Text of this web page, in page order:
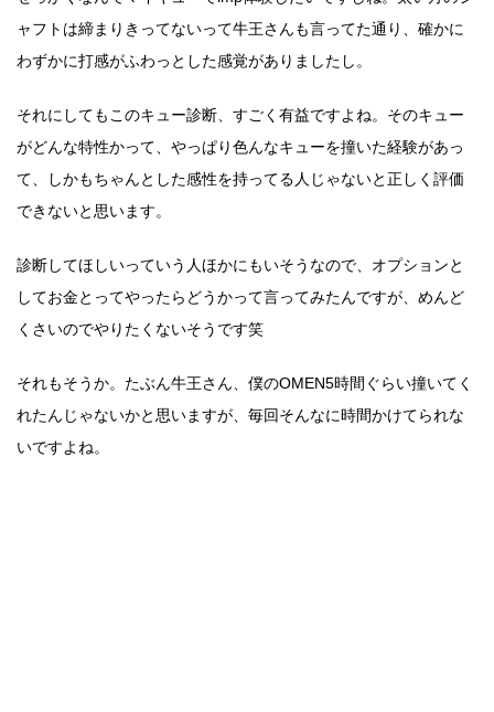
ャフトは締まりきってないって牛王さんも言ってた通り、確かに
わずかに打感がふわっとした感覚がありましたし。
それにしてもこのキュー診断、すごく有益ですよね。そのキュー
がどんな特性かって、やっぱり色んなキューを撞いた経験があっ
て、しかもちゃんとした感性を持ってる人じゃないと正しく評価
できないと思います。
診断してほしいっていう人ほかにもいそうなので、オプションと
してお金とってやったらどうかって言ってみたんですが、めんど
くさいのでやりたくないそうです笑
それもそうか。たぶん牛王さん、僕のOMEN5時間ぐらい撞いてく
れたんじゃないかと思いますが、毎回そんなに時間かけてられな
いですよね。